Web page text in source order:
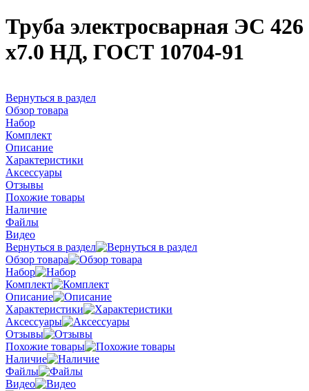
Труба электросварная ЭС 426
х7.0 НД, ГОСТ 10704-91
Вернуться в раздел
Обзор товара
Набор
Комплект
Описание
Характеристики
Аксессуары
Отзывы
Похожие товары
Наличие
Файлы
Видео
Вернуться в раздел
Обзор товара
Набор
Комплект
Описание
Характеристики
Аксессуары
Отзывы
Похожие товары
Наличие
Файлы
Видео